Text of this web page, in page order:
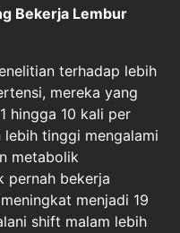
Bekerja Lembur
terhadap lebih
mereka yang
hingga 10 kali per
tinggi mengalami
metabolik
pernah bekerja
menjadi 19
shift malam lebih